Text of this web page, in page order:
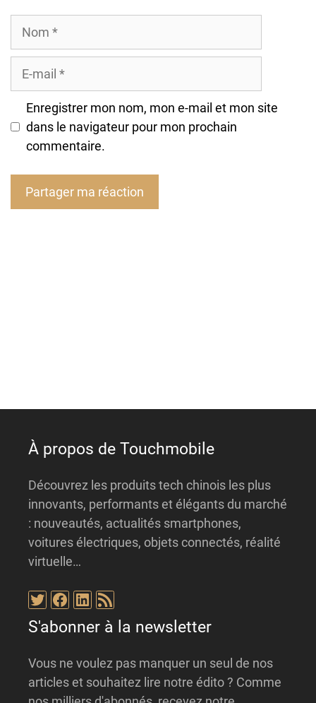
Enregistrer mon nom, mon e-mail et mon site
dans le navigateur pour mon prochain
commentaire.
À propos de Touchmobile
Découvrez les produits tech chinois les plus
innovants, performants et élégants du marché
: nouveautés, actualités smartphones,
voitures électriques, objets connectés, réalité
virtuelle…
Twitter
Facebook
LinkedIn
Flux RSS
S'abonner à la newsletter
Vous ne voulez pas manquer un seul de nos
articles et souhaitez lire notre édito ? Comme